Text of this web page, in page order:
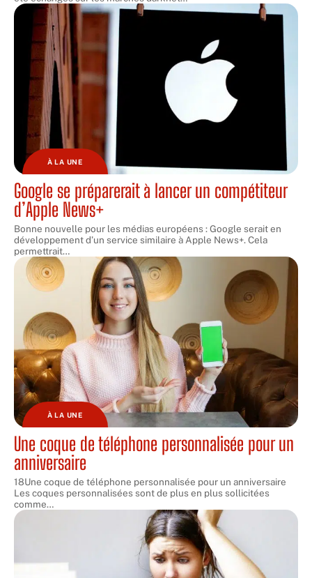
À LA UNE
Google se préparerait à lancer un compétiteur
d’Apple News+
Bonne nouvelle pour les médias européens : Google serait en
développement d’un service similaire à Apple News+. Cela
permettrait…
À LA UNE
Une coque de téléphone personnalisée pour un
anniversaire
18Une coque de téléphone personnalisée pour un anniversaire
Les coques personnalisées sont de plus en plus sollicitées
comme…